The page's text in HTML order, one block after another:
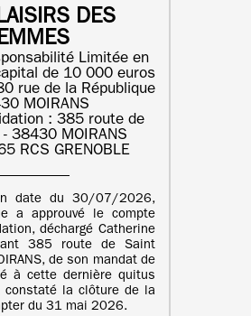
DES
Limitée en
de 10 000 euros
rue de la République
MOIRANS
: 385 route de
38430 MOIRANS
RCS GRENOBLE
date du 30/07/2026,
a approuvé le compte
déchargé Catherine
385 route de Saint
de son mandat de
à cette dernière quitus
la clôture de la
du 31 mai 2026.